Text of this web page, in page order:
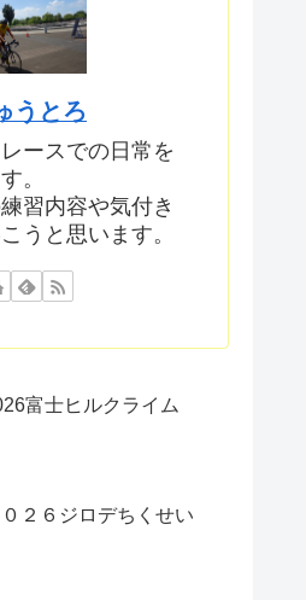
うとろ
ースでの日常を
。
習内容や気付き
うと思います。
富士ヒルクライム
０２６ジロデちくせい